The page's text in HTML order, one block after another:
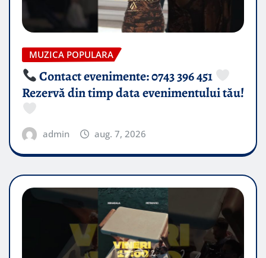
MUZICA POPULARA
Contact evenimente: 0743 396 451
Rezervă din timp data evenimentului tău!
admin aug. 7, 2026